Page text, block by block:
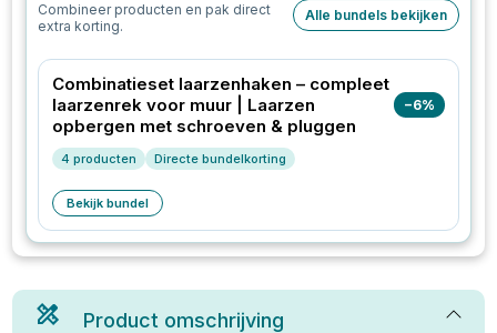
Combineer producten en pak direct
extra korting.
Alle bundels bekijken
Combinatieset laarzenhaken – compleet
laarzenrek voor muur | Laarzen
opbergen met schroeven & pluggen
−6%
4 producten Directe bundelkorting
Bekijk bundel
Product omschrijving